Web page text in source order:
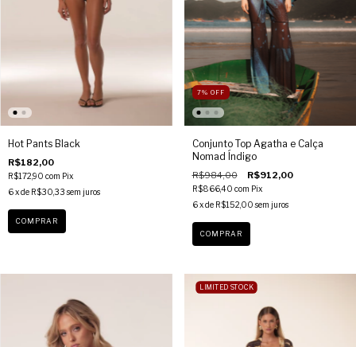
Hot Pants Black
R$182,00
R$172,90 com Pix
6x de R$30,33 sem juros
COMPRAR
7% OFF
Conjunto Top Agatha e Calça
Nomad Índigo
R$984,00 R$912,00
R$866,40 com Pix
6 x de R$152,00 sem juros
COMPRAR
LIMITED STOCK